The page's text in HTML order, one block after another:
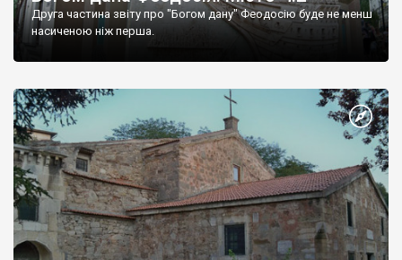
Друга частина звіту про "Богом дану" Феодосію буде не менш
насиченою ніж перша.